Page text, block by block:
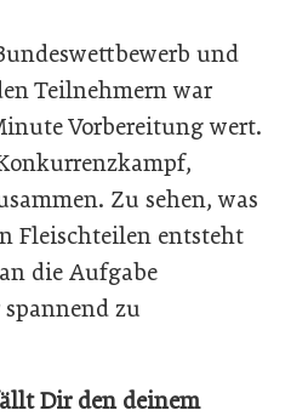
und
Teilnehmern war
Vorbereitung wert.
Zu sehen, was
Fleischteilen entsteht
die Aufgabe
zu
Dir den deinem